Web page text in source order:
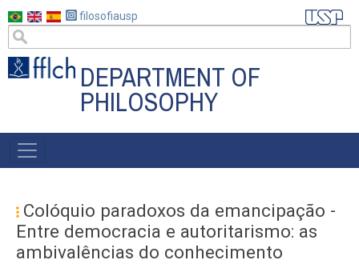
to
main
content
filosofiausp
DEPARTMENT OF
PHILOSOPHY
MENU
Colóquio paradoxos da emancipação -
Entre democracia e autoritarismo: as
ambivalências do conhecimento